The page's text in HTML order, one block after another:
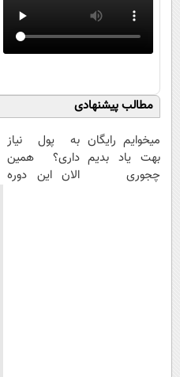
مطالب پیشنهادی
میخوایم رایگان
بهت یاد بدیم
چجوری
به پول نیاز
داری؟ همین
الان این دوره